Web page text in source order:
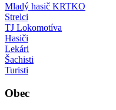
Mladý hasič KRTKO
Strelci
TJ Lokomotíva
Hasiči
Lekári
Šachisti
Turisti
Obec